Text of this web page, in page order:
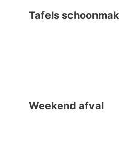
Tafels
Weekend afval